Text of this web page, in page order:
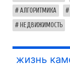
АЛГОРИТМИКА
НЕДВИЖИМОСТЬ
жизнь